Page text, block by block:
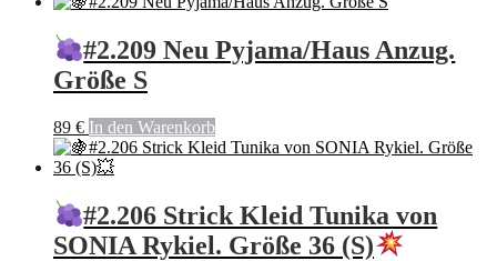
#2.209 Neu Pyjama/Haus Anzug.
Größe S
89 € In den Warenkorb
#2.206 Strick Kleid Tunika von
SONIA Rykiel. Größe 36 (S)